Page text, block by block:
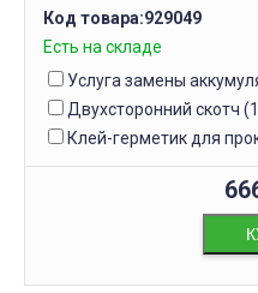
Код товара:929049
Есть на складе
Услуга замены
Двухсторонний скотч
Клей-герметик для